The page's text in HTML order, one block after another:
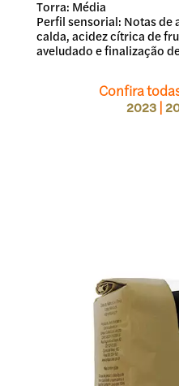
Torra: Média
Perfil sensorial: Notas de
calda, acidez cítrica de
aveludado e finalização
Confira
2023 |